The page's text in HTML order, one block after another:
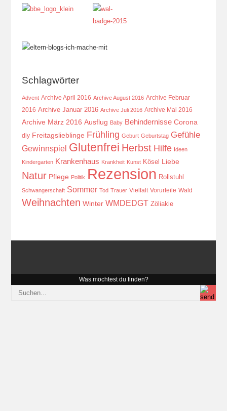
Schlagwörter
Advent Archive April 2016 Archive August 2016 Archive Februar
2016 Archive Januar 2016 Archive Juli 2016 Archive Mai 2016
Archive März 2016 Ausflug Baby Behindernisse Corona
diy Freitagslieblinge Frühling Geburt Geburtstag Gefühle
Gewinnspiel Glutenfrei Herbst Hilfe Ideen
Kindergarten Krankenhaus Krankheit Kunst Kösel Liebe
Natur Pflege Politik Rezension Rollstuhl
Schwangerschaft Sommer Tod Trauer Vielfalt Vorurteile Wald
Weihnachten Winter WMDEDGT Zöliakie
Was möchtest du finden?